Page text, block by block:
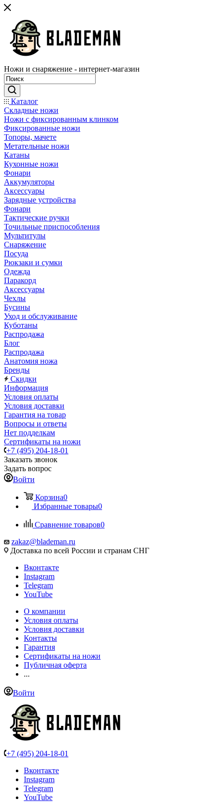
Ножи и снаряжение - интернет-магазин
Каталог
Складные ножи
Ножи с фиксированным клинком
Фиксированные ножи
Топоры, мачете
Метательные ножи
Катаны
Кухонные ножи
Фонари
Аккумуляторы
Аксессуары
Зарядные устройства
Фонари
Тактические ручки
Точильные приспособления
Мультитулы
Снаряжение
Посуда
Рюкзаки и сумки
Одежда
Паракорд
Аксессуары
Чехлы
Бусины
Уход и обслуживание
Куботаны
Распродажа
Блог
Распродажа
Анатомия ножа
Бренды
Скидки
Информация
Условия оплаты
Условия доставки
Гарантия на товар
Вопросы и ответы
Нет подделкам
Сертификаты на ножи
+7 (495) 204-18-01
Заказать звонок
Задать вопрос
Войти
Корзина0
Избранные товары0
Сравнение товаров0
zakaz@blademan.ru
Доставка по всей России и странам СНГ
Вконтакте
Instagram
Telegram
YouTube
О компании
Условия оплаты
Условия доставки
Контакты
Гарантия
Сертификаты на ножи
Публичная оферта
...
Войти
+7 (495) 204-18-01
Вконтакте
Instagram
Telegram
YouTube